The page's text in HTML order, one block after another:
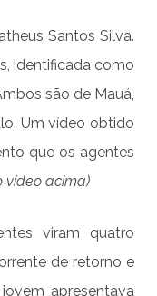
Santos Silva.
identificada como
são de Mauá,
Um vídeo obtido
que os agentes
vídeo acima)
viram quatro
de retorno e
apresentava